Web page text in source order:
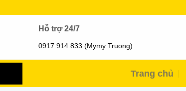
Hỗ trợ 24/7
0917.914.833 (Mymy Truong)
Trang chủ